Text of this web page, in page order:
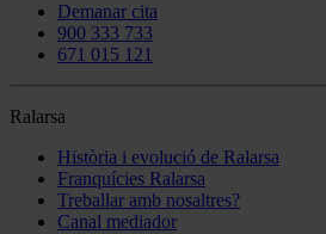
Demanar cita
900 333 733
671 015 121
Ralarsa
Història i evolució de Ralarsa
Franquícies Ralarsa
Treballar amb nosaltres?
Canal mediador